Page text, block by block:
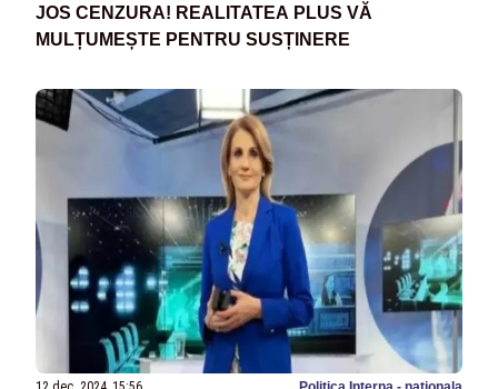
JOS CENZURA! REALITATEA PLUS VĂ
MULȚUMEȘTE PENTRU SUSȚINERE